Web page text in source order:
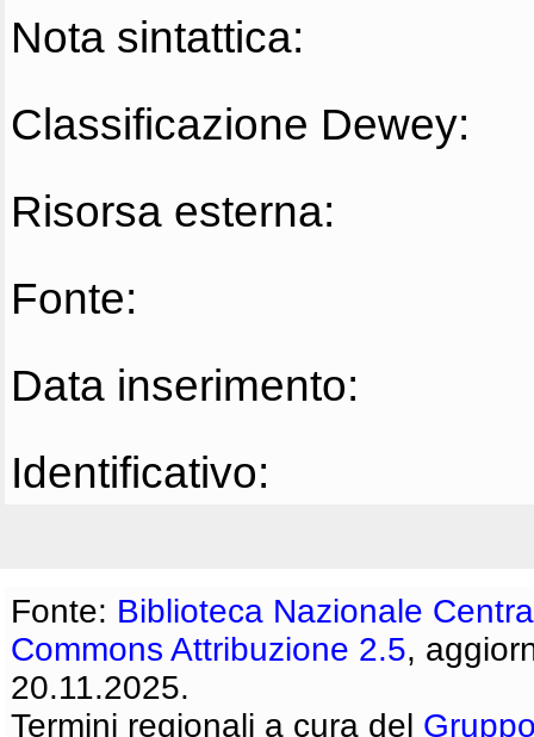
Nota sintattica:
Classificazione Dewey:
Risorsa esterna:
Fonte:
Data inserimento:
Identificativo:
Fonte: Biblioteca Nazionale
Commons Attribuzione 2.5,
20.11.2025.
Termini regionali a cura del